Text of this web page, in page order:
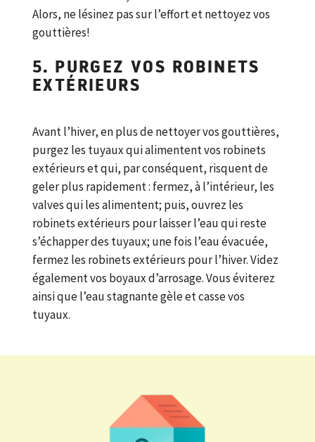
Alors, ne lésinez pas sur l’effort et nettoyez vos
gouttières!
5. PURGEZ VOS ROBINETS
EXTÉRIEURS
Avant l’hiver, en plus de nettoyer vos gouttières,
purgez les tuyaux qui alimentent vos robinets
extérieurs et qui, par conséquent, risquent de
geler plus rapidement : fermez, à l’intérieur, les
valves qui les alimentent; puis, ouvrez les
robinets extérieurs pour laisser l’eau qui reste
s’échapper des tuyaux; une fois l’eau évacuée,
fermez les robinets extérieurs pour l’hiver. Videz
également vos boyaux d’arrosage. Vous éviterez
ainsi que l’eau stagnante gèle et casse vos
tuyaux.